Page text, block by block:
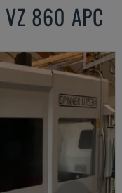
VZ 860 APC